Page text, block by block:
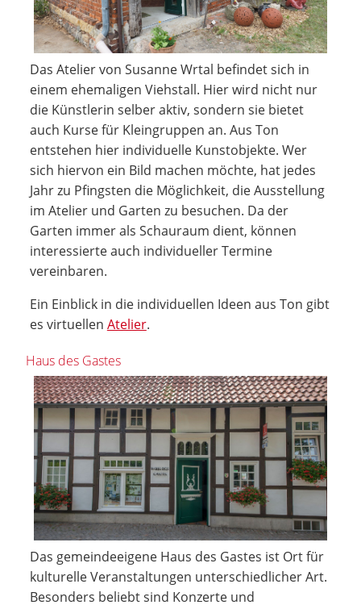
Das Atelier von Susanne Wrtal befindet sich in
einem ehemaligen Viehstall. Hier wird nicht nur
die Künstlerin selber aktiv, sondern sie bietet
auch Kurse für Kleingruppen an. Aus Ton
entstehen hier individuelle Kunstobjekte. Wer
sich hiervon ein Bild machen möchte, hat jedes
Jahr zu Pfingsten die Möglichkeit, die Ausstellung
im Atelier und Garten zu besuchen. Da der
Garten immer als Schauraum dient, können
interessierte auch individueller Termine
vereinbaren.
Ein Einblick in die individuellen Ideen aus Ton gibt
es virtuellen Atelier.
Haus des Gastes
Das gemeindeeigene Haus des Gastes ist Ort für
kulturelle Veranstaltungen unterschiedlicher Art.
Besonders beliebt sind Konzerte und